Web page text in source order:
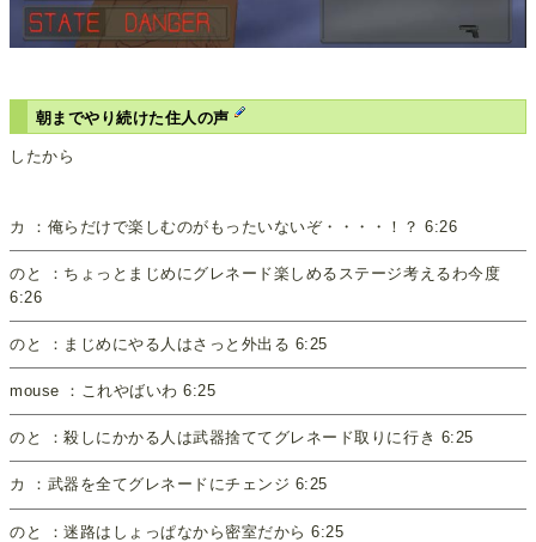
朝までやり続けた住人の声
したから
カ ：俺らだけで楽しむのがもったいないぞ・・・・！？ 6:26
のと ：ちょっとまじめにグレネード楽しめるステージ考えるわ今度
6:26
のと ：まじめにやる人はさっと外出る 6:25
mouse ：これやばいわ 6:25
のと ：殺しにかかる人は武器捨ててグレネード取りに行き 6:25
カ ：武器を全てグレネードにチェンジ 6:25
のと ：迷路はしょっぱなから密室だから 6:25